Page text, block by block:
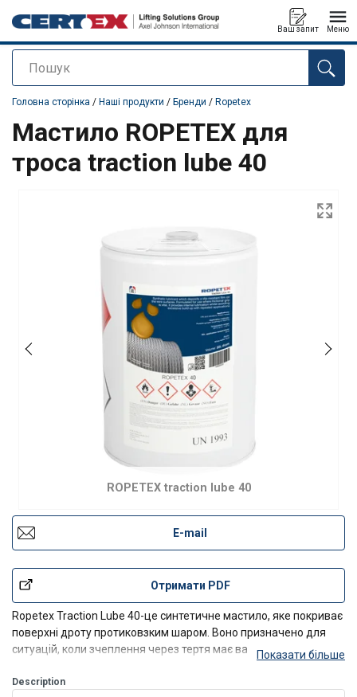
Пошук
Ваш запит Меню
added to your quote
Головна сторінка / Наші продукти / Бренди / Ropetex
Мастило ROPETEX для
троса traction lube 40
ROPETEX traction lube 40
E-mail
Отримати PDF
Ropetex Traction Lube 40-це синтетичне мастило, яке покриває
поверхні дроту протиковзким шаром. Воно призначено для
ситуацій, коли зчеплення через тертя має важливе значення,
Показати більше
Description